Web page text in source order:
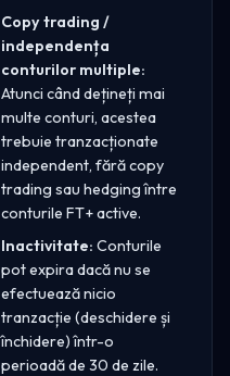
Copy trading /
independența
conturilor multiple:
Atunci când dețineți mai
multe conturi, acestea
trebuie tranzacționate
independent, fără copy
trading sau hedging între
conturile FT+ active.
Inactivitate: Conturile
pot expira dacă nu se
efectuează nicio
tranzacție (deschidere și
închidere) într-o
perioadă de 30 de zile.